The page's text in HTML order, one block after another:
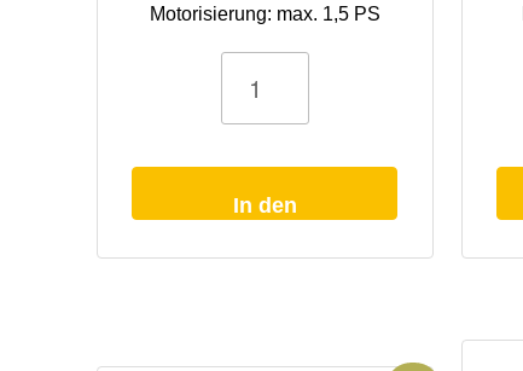
Motorisierung: max. 1,5 PS
In den